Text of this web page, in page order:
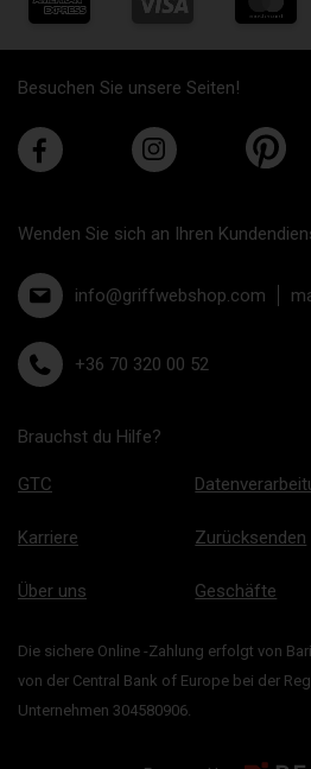
Besuchen Sie unsere Seiten!
Wenden Sie sich an Ihren
info@griffwebshop.com
+36 70 320 00 52
Brauchst du Hilfe?
GTC
Karriere
Über uns
Zurücksenden
Geschäfte
Die sichere Online -Zahlung erfolgt von
von der Central Bank of Europe bei der
Unternehmen 304580906.